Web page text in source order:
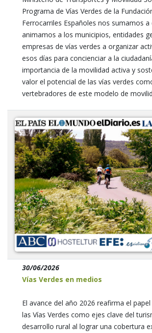
Programa de Vías Verdes de la
Ferrocarriles Españoles nos sumamos
animamos a los municipios, entidades
empresas de vías verdes a organizar
esos días para concienciar a la
importancia de la movilidad activa y
valor el potencial de las vías verdes
vertebradores de este modelo de
30/06/2026
Vías Verdes en medios
El avance del año 2026 reafirma el
las Vías Verdes como ejes clave del
desarrollo rural al lograr una cobertura